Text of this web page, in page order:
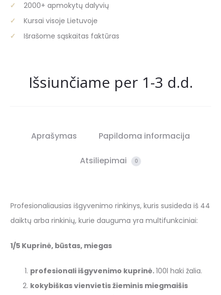
2000+ apmokytų dalyvių
Kursai visoje Lietuvoje
Išrašome sąskaitas faktūras
Išsiunčiame per 1-3 d.d.
Aprašymas Papildoma informacija
Atsiliepimai 0
Profesionaliausias išgyvenimo rinkinys, kuris susideda iš 44
daiktų arba rinkinių, kurie dauguma yra multifunkciniai:
1/5 Kuprinė, būstas, miegas
profesionali išgyvenimo kuprinė.100l haki žalia.
kokybiškas vienvietis žieminis miegmaišis